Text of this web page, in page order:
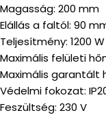
Magasság: 200 mm
Elállás a faltól: 90
Teljesítmény: 1200 W
Maximális felületi
Maximális garantált
Védelmi fokozat:
Feszültség: 230 V